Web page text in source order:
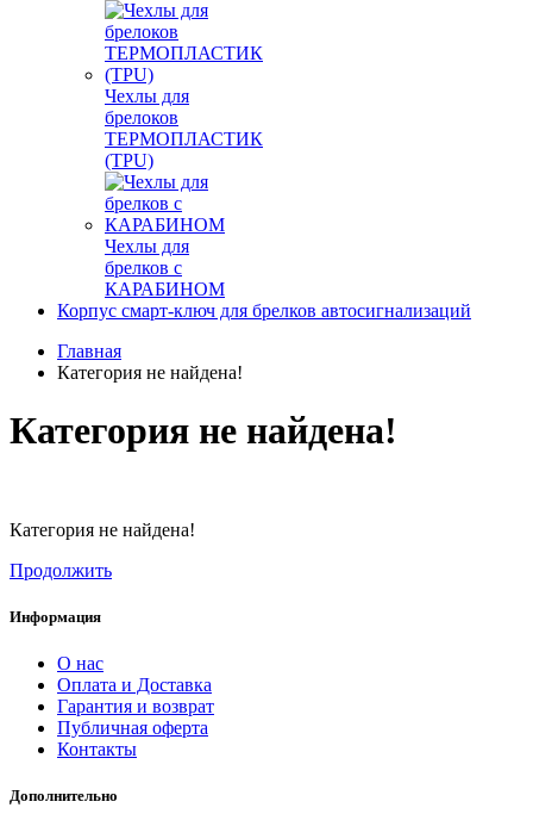
Чехлы для
брелоков
ТЕРМОПЛАСТИК
(TPU)
Чехлы для
брелков с
КАРАБИНОМ
Корпус смарт-ключ для брелков автосигнализаций
Главная
Категория не найдена!
Категория не найдена!
Категория не найдена!
Продолжить
Информация
О нас
Оплата и Доставка
Гарантия и возврат
Публичная оферта
Контакты
Дополнительно